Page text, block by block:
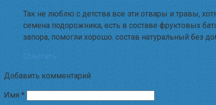
Так не люблю с детства все эти отвары и травы,
семена подорожника, есть в составе фруктовых
запора, помогли хорошо. состав натуральный без
Ответить
Добавить комментарий
Имя *